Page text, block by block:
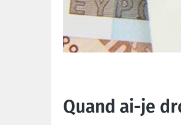
Quand ai-je